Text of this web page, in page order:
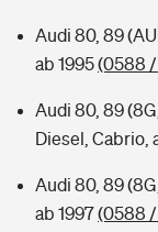
Audi 80, 89
ab 1995(0588 /
Audi 80, 89
Diesel, Cabrio,
Audi 80, 89
ab 1997(0588 /